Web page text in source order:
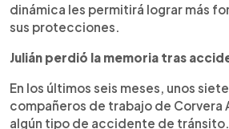
dinámica les permitirá lograr más
sus protecciones.
Julián perdió la memoria tras
En los últimos seis meses, unos
compañeros de trabajo de Corvera
algún tipo de accidente de